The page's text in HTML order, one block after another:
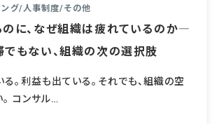
ング/ 人事制度/その他
のに、なぜ組織は疲れているのか―
もない、組織の次の選択肢
。利益も出ている。それでも、組織の空
コンサル…